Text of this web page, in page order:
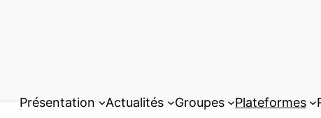
Présentation Actualités Groupes Plateformes